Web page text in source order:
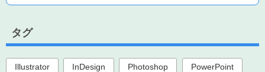
タグ
Illustrator InDesign Photoshop PowerPoint